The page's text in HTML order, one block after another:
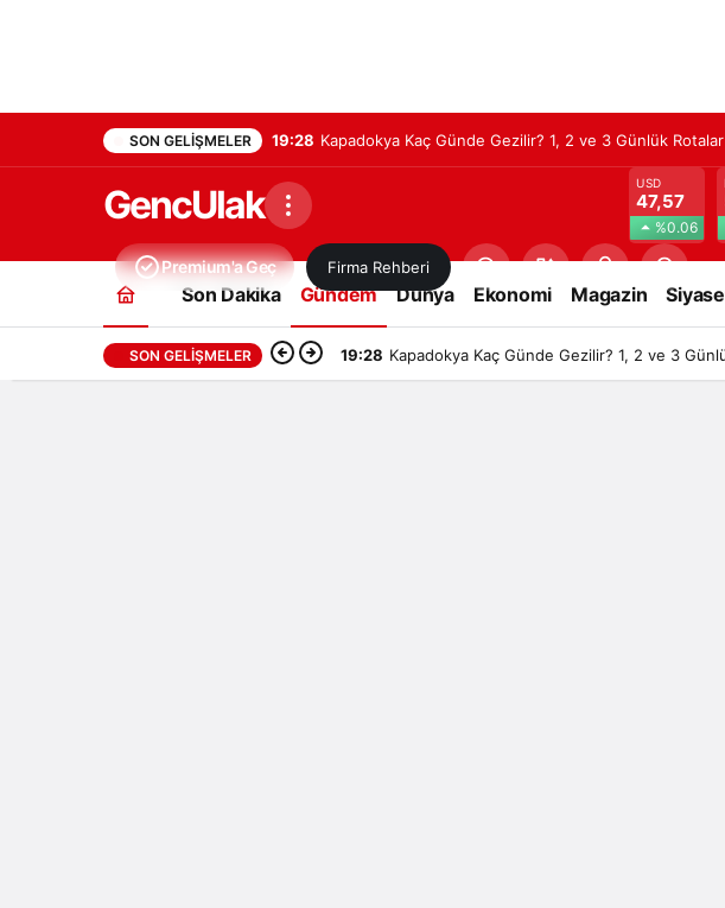
SON GELIŞMELER 19:28 Kapadokya Kaç Günde Gezilir? 1, 2 ve 3 Günlük Rotalar
GencUlak USD
47,57
%0.06
Premium'a Geç Firma Rehberi
Son Dakika Gündem Dünya Ekonomi Magazin
SON GELIŞMELER 19:28 Kapadokya Kaç Günde Gezilir? 1, 2 ve 3